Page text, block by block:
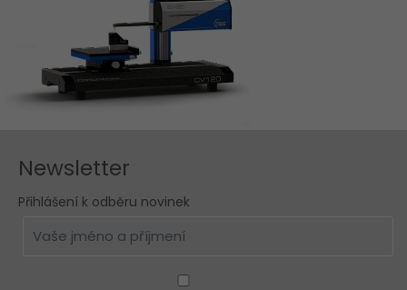
Newsletter
Přihlášení k odběru novinek